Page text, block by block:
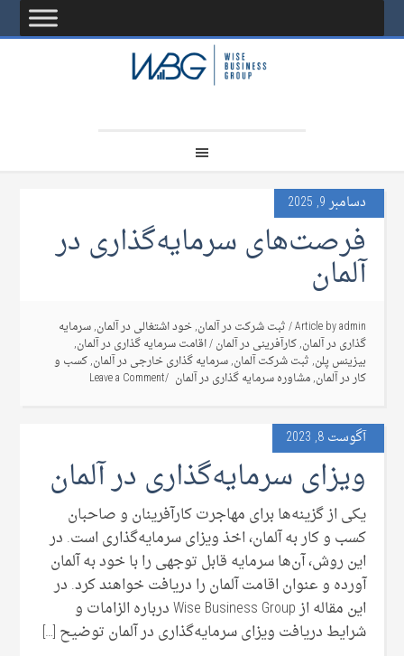
دسامبر 9, 2025
فرصت‌های سرمایه‌گذاری در
آلمان
Article byadmin
/ثبت شرکت در آلمان,خود اشتغالی در آلمان,سرمایه
گذاری در آلمان,کارآفرینی در آلمان/اقامت سرمایه گذاری در آلمان,
بیزینس پلن,ثبت شرکت آلمان,سرمایه گذاری خارجی در آلمان,کسب و
کار در آلمان,مشاوره سرمایه گذاری در آلمان Leave a Comment
آگوست 8, 2023
ویزای سرمایه‌گذاری در آلمان ‌
یکی از گزینه‌ها برای مهاجرت کارآفرینان و صاحبان
کسب و کار به آلمان، اخذ ویزای سرمایه‌گذاری است. در
این روش، آن‌ها سرمایه قابل توجهی را با خود به آلمان
آورده و عنوان اقامت آلمان را دریافت خواهند کرد. در
این مقاله از Wise Business Group درباره الزامات و
شرایط دریافت ویزای سرمایه‌گذاری در آلمان توضیح […]